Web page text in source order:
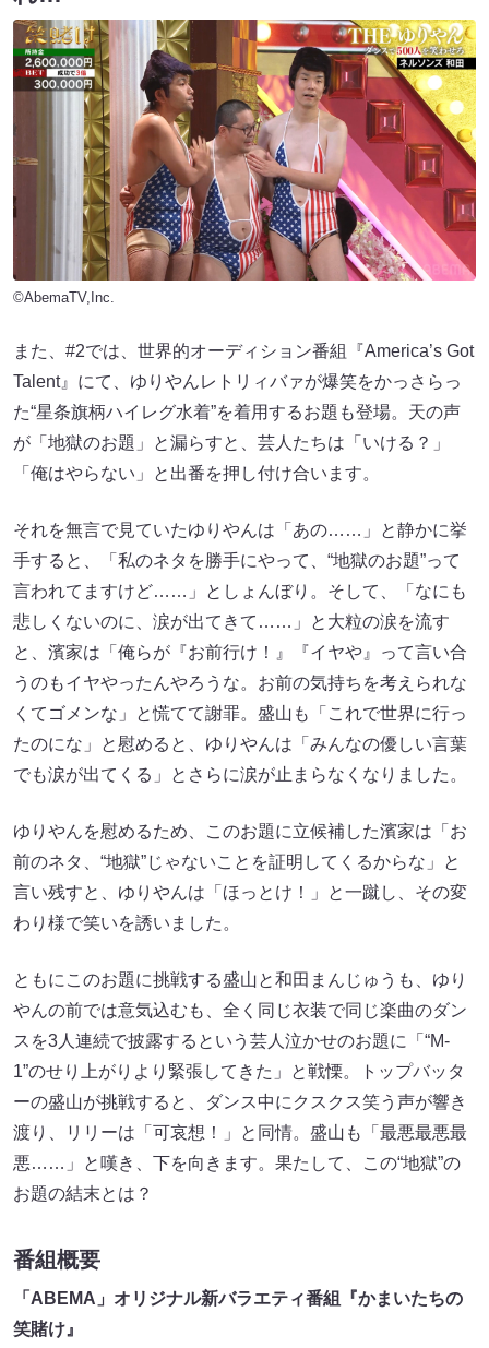
©AbemaTV,Inc.
また、#2では、世界的オーディション番組『America’s Got
Talent』にて、ゆりやんレトリィバァが爆笑をかっさらっ
た“星条旗柄ハイレグ水着”を着用するお題も登場。天の声
が「地獄のお題」と漏らすと、芸人たちは「いける？」
「俺はやらない」と出番を押し付け合います。
それを無言で見ていたゆりやんは「あの……」と静かに挙
手すると、「私のネタを勝手にやって、“地獄のお題”って
言われてますけど……」としょんぼり。そして、「なにも
悲しくないのに、涙が出てきて……」と大粒の涙を流す
と、濱家は「俺らが『お前行け！』『イヤや』って言い合
うのもイヤやったんやろうな。お前の気持ちを考えられな
くてゴメンな」と慌てて謝罪。盛山も「これで世界に行っ
たのにな」と慰めると、ゆりやんは「みんなの優しい言葉
でも涙が出てくる」とさらに涙が止まらなくなりました。
ゆりやんを慰めるため、このお題に立候補した濱家は「お
前のネタ、“地獄”じゃないことを証明してくるからな」と
言い残すと、ゆりやんは「ほっとけ！」と一蹴し、その変
わり様で笑いを誘いました。
ともにこのお題に挑戦する盛山と和田まんじゅうも、ゆり
やんの前では意気込むも、全く同じ衣装で同じ楽曲のダン
スを3人連続で披露するという芸人泣かせのお題に「“M-
1”のせり上がりより緊張してきた」と戦慄。トップバッタ
ーの盛山が挑戦すると、ダンス中にクスクス笑う声が響き
渡り、リリーは「可哀想！」と同情。盛山も「最悪最悪最
悪……」と嘆き、下を向きます。果たして、この“地獄”の
お題の結末とは？
番組概要
「ABEMA」オリジナル新バラエティ番組『かまいたちの
笑賭け』